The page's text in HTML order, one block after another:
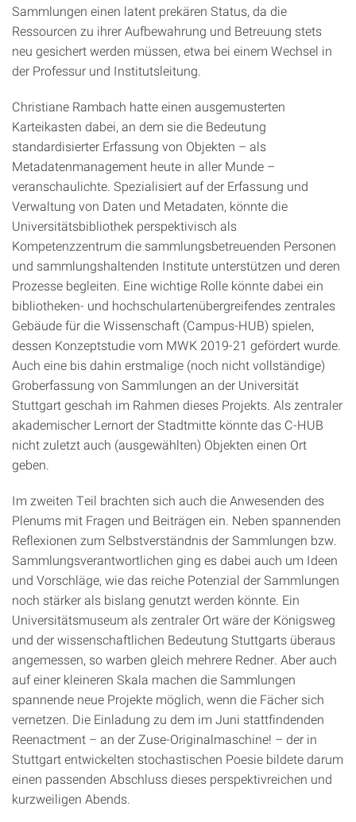
Sammlungen einen latent prekären Status, da die
Ressourcen zu ihrer Aufbewahrung und Betreuung stets
neu gesichert werden müssen, etwa bei einem Wechsel in
der Professur und Institutsleitung.
Christiane Rambach hatte einen ausgemusterten
Karteikasten dabei, an dem sie die Bedeutung
standardisierter Erfassung von Objekten – als
Metadatenmanagement heute in aller Munde –
veranschaulichte. Spezialisiert auf der Erfassung und
Verwaltung von Daten und Metadaten, könnte die
Universitätsbibliothek perspektivisch als
Kompetenzzentrum die sammlungsbetreuenden Personen
und sammlungshaltenden Institute unterstützen und deren
Prozesse begleiten. Eine wichtige Rolle könnte dabei ein
bibliotheken- und hochschulartenübergreifendes zentrales
Gebäude für die Wissenschaft (Campus-HUB) spielen,
dessen Konzeptstudie vom MWK 2019-21 gefördert wurde.
Auch eine bis dahin erstmalige (noch nicht vollständige)
Groberfassung von Sammlungen an der Universität
Stuttgart geschah im Rahmen dieses Projekts. Als zentraler
akademischer Lernort der Stadtmitte könnte das C-HUB
nicht zuletzt auch (ausgewählten) Objekten einen Ort
geben.
Im zweiten Teil brachten sich auch die Anwesenden des
Plenums mit Fragen und Beiträgen ein. Neben spannenden
Reflexionen zum Selbstverständnis der Sammlungen bzw.
Sammlungsverantwortlichen ging es dabei auch um Ideen
und Vorschläge, wie das reiche Potenzial der Sammlungen
noch stärker als bislang genutzt werden könnte. Ein
Universitätsmuseum als zentraler Ort wäre der Königsweg
und der wissenschaftlichen Bedeutung Stuttgarts überaus
angemessen, so warben gleich mehrere Redner. Aber auch
auf einer kleineren Skala machen die Sammlungen
spannende neue Projekte möglich, wenn die Fächer sich
vernetzen. Die Einladung zu dem im Juni stattfindenden
Reenactment – an der Zuse-Originalmaschine! – der in
Stuttgart entwickelten stochastischen Poesie bildete darum
einen passenden Abschluss dieses perspektivreichen und
kurzweiligen Abends.